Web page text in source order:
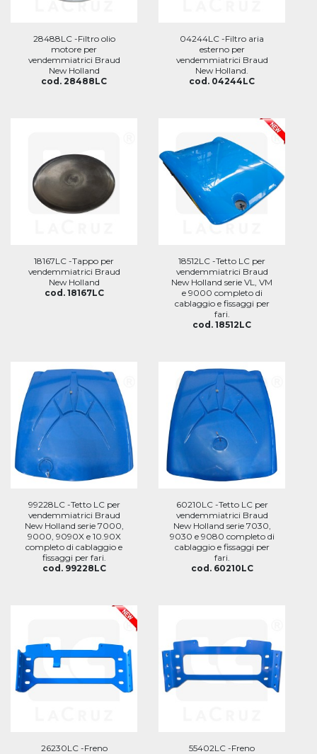
28488LC -Filtro olio
motore per
vendemmiatrici Braud
New Holland
cod. 28488LC
04244LC -Filtro aria
esterno per
vendemmiatrici Braud
New Holland.
cod. 04244LC
18167LC -Tappo per
vendemmiatrici Braud
New Holland
cod. 18167LC
18512LC -Tetto LC per
vendemmiatrici Braud
New Holland serie VL, VM
e 9000 completo di
cablaggio e fissaggi per
fari.
cod. 18512LC
99228LC -Tetto LC per
vendemmiatrici Braud
New Holland serie 7000,
9000, 9090X e 10.90X
completo di cablaggio e
fissaggi per fari.
cod. 99228LC
60210LC -Tetto LC per
vendemmiatrici Braud
New Holland serie 7030,
9030 e 9080 completo di
cablaggio e fissaggi per
fari.
cod. 60210LC
26230LC -Freno
55402LC -Freno